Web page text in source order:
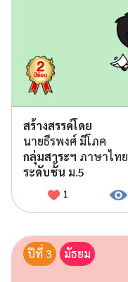
สร้างสรรค์โดย
นายธีรพงศ์ มีโภค
กลุ่มสาระฯ ภาษาไทย
ระดับชั้น ม.5
1
ปีที่ 3 มัธยม